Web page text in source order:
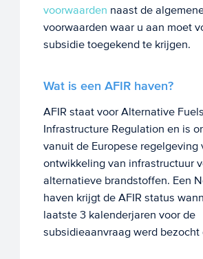
voorwaarden naast de
voorwaarden waar u aan moet
subsidie toegekend te krijgen.
Wat is een AFIR haven?
AFIR staat voor Alternative Fuels
Infrastructure Regulation en is
vanuit de Europese regelgeving
ontwikkeling van infrastructuur
alternatieve brandstoffen. Een
haven krijgt de AFIR status
laatste 3 kalenderjaren voor de
subsidieaanvraag werd bezocht